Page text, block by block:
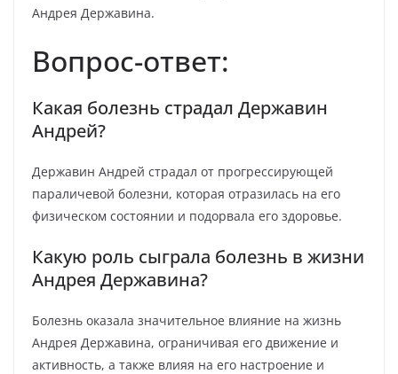
Андрея Державина.
Вопрос-ответ:
Какая болезнь страдал Державин
Андрей?
Державин Андрей страдал от прогрессирующей
параличевой болезни, которая отразилась на его
физическом состоянии и подорвала его здоровье.
Какую роль сыграла болезнь в жизни
Андрея Державина?
Болезнь оказала значительное влияние на жизнь
Андрея Державина, ограничивая его движение и
активность, а также влияя на его настроение и